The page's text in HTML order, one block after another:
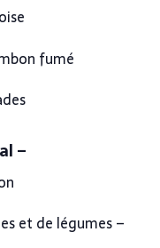
fumé
–
et de légumes –